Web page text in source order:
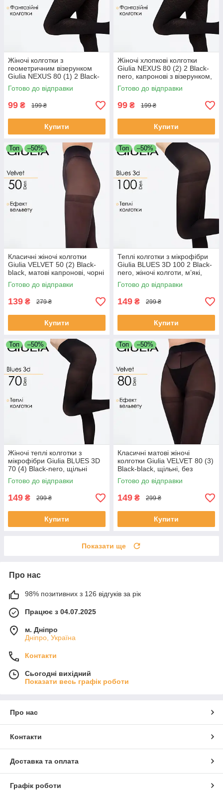
Жіночі колготки з
геометричним візерунком
Giulia NEXUS 80 (1) 2 Black-
nero, еластичні капронові
вироби, стильні жіночі
Готово до відправки
99 ₴ 199 ₴
Купити
Жіночі хлопкові колготки
Giulia NEXUS 80 (2) 2 Black-
nero, капронові з візерунком,
чорні, 80 DEN, еластичні та
стильні
Готово до відправки
99 ₴ 199 ₴
Купити
Топ –50%
Класичні жіночі колготки
Giulia VELVET 50 (2) Black-
black, матові капронові, чорні
Готово до відправки
139 ₴ 279 ₴
Купити
Топ –50%
Теплі колготки з мікрофібри
Giulia BLUES 3D 100 2 Black-
nero, жіночі колготи, м’які,
зимові
Готово до відправки
149 ₴ 299 ₴
Купити
Топ –50%
Жіночі теплі колготки з
мікрофібри Giulia BLUES 3D
70 (4) Black-nero, щільні
чорні колготи
Готово до відправки
149 ₴ 299 ₴
Купити
Топ –50%
Класичні матові жіночі
колготки Giulia VELVET 80 (3)
Black-black, щільні, без
блиску, чорні, капронові
колготи
Готово до відправки
149 ₴ 299 ₴
Купити
Показати ще
Про нас
98% позитивних з 126 відгуків за рік
Працює з 04.07.2025
м. Дніпро
Дніпро, Україна
Контакти
Сьогодні вихідний
Показати весь графік роботи
Про нас
Контакти
Доставка та оплата
Графік роботи